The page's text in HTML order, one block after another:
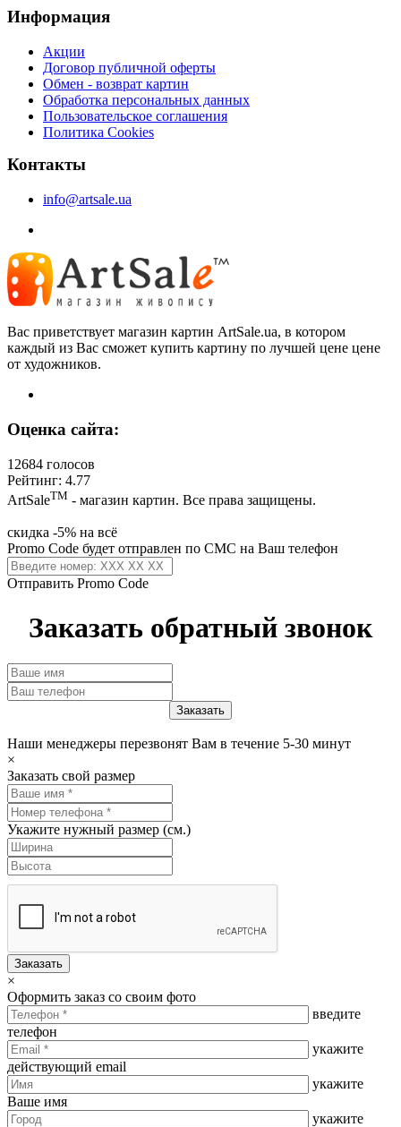
Информация
Акции
Договор публичной оферты
Обмен - возврат картин
Обработка персональных данных
Пользовательское соглашения
Политика Cookies
Контакты
info@artsale.ua
Вас приветствует магазин картин ArtSale.ua, в котором
каждый из Вас сможет купить картину по лучшей цене цене
от художников.
Оценка сайта:
12684 голосов
Рейтинг: 4.77
ArtSaleТМ - магазин картин. Все права защищены.
скидка -5% на всё
Promo Code будет отправлен по СМС на Ваш телефон
Отправить Promo Code
Заказать обратный звонок
Наши менеджеры перезвонят Вам в течение 5-30 минут
×
Заказать свой размер
Укажите нужный размер (см.)
Заказать
×
Оформить заказ со своим фото
введите
телефон
укажите
действующий email
укажите
Ваше имя
укажите